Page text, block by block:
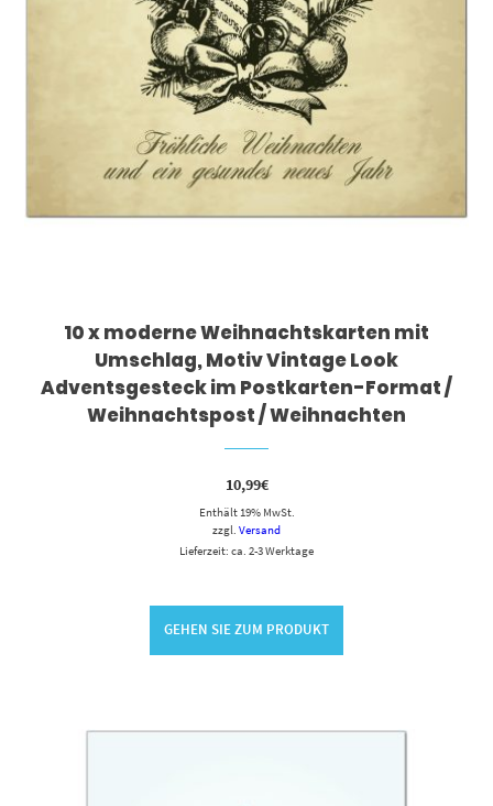
10 x moderne Weihnachtskarten mit
Umschlag, Motiv Vintage Look
Adventsgesteck im Postkarten-Format /
Weihnachtspost / Weihnachten
10,99€
Enthält 19% MwSt.
zzgl. Versand
Lieferzeit: ca. 2-3 Werktage
GEHEN SIE ZUM PRODUKT